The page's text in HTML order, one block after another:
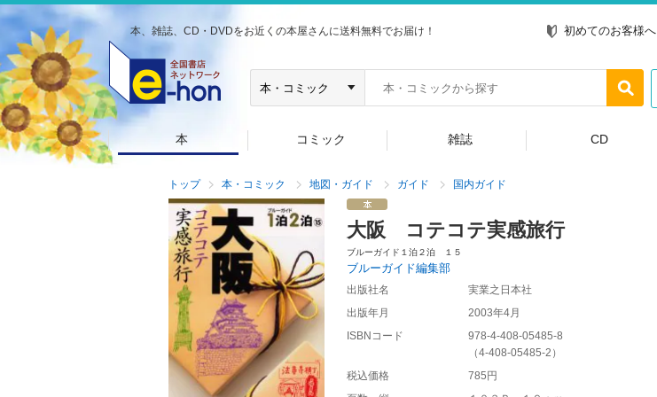
本、雑誌、CD・DVDをお近くの本屋さんに送料無料でお届け！ 初めてのお客様へ
本 コミック 雑誌 CD
トップ 本・コミック 地図・ガイド ガイド 国内ガイド
大阪 コテコテ実感旅行
ブルーガイド１泊２泊 １５
ブルーガイド編集部
出版社名
実業之日本社
出版年月
2003年4月
ISBNコード
978-4-408-05485-8
（4-408-05485-2 ）
税込価格
785円